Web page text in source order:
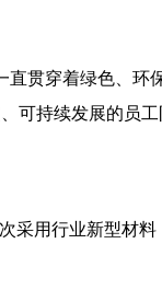
贯穿着绿色、
可持续发展的员
采用行业新型材